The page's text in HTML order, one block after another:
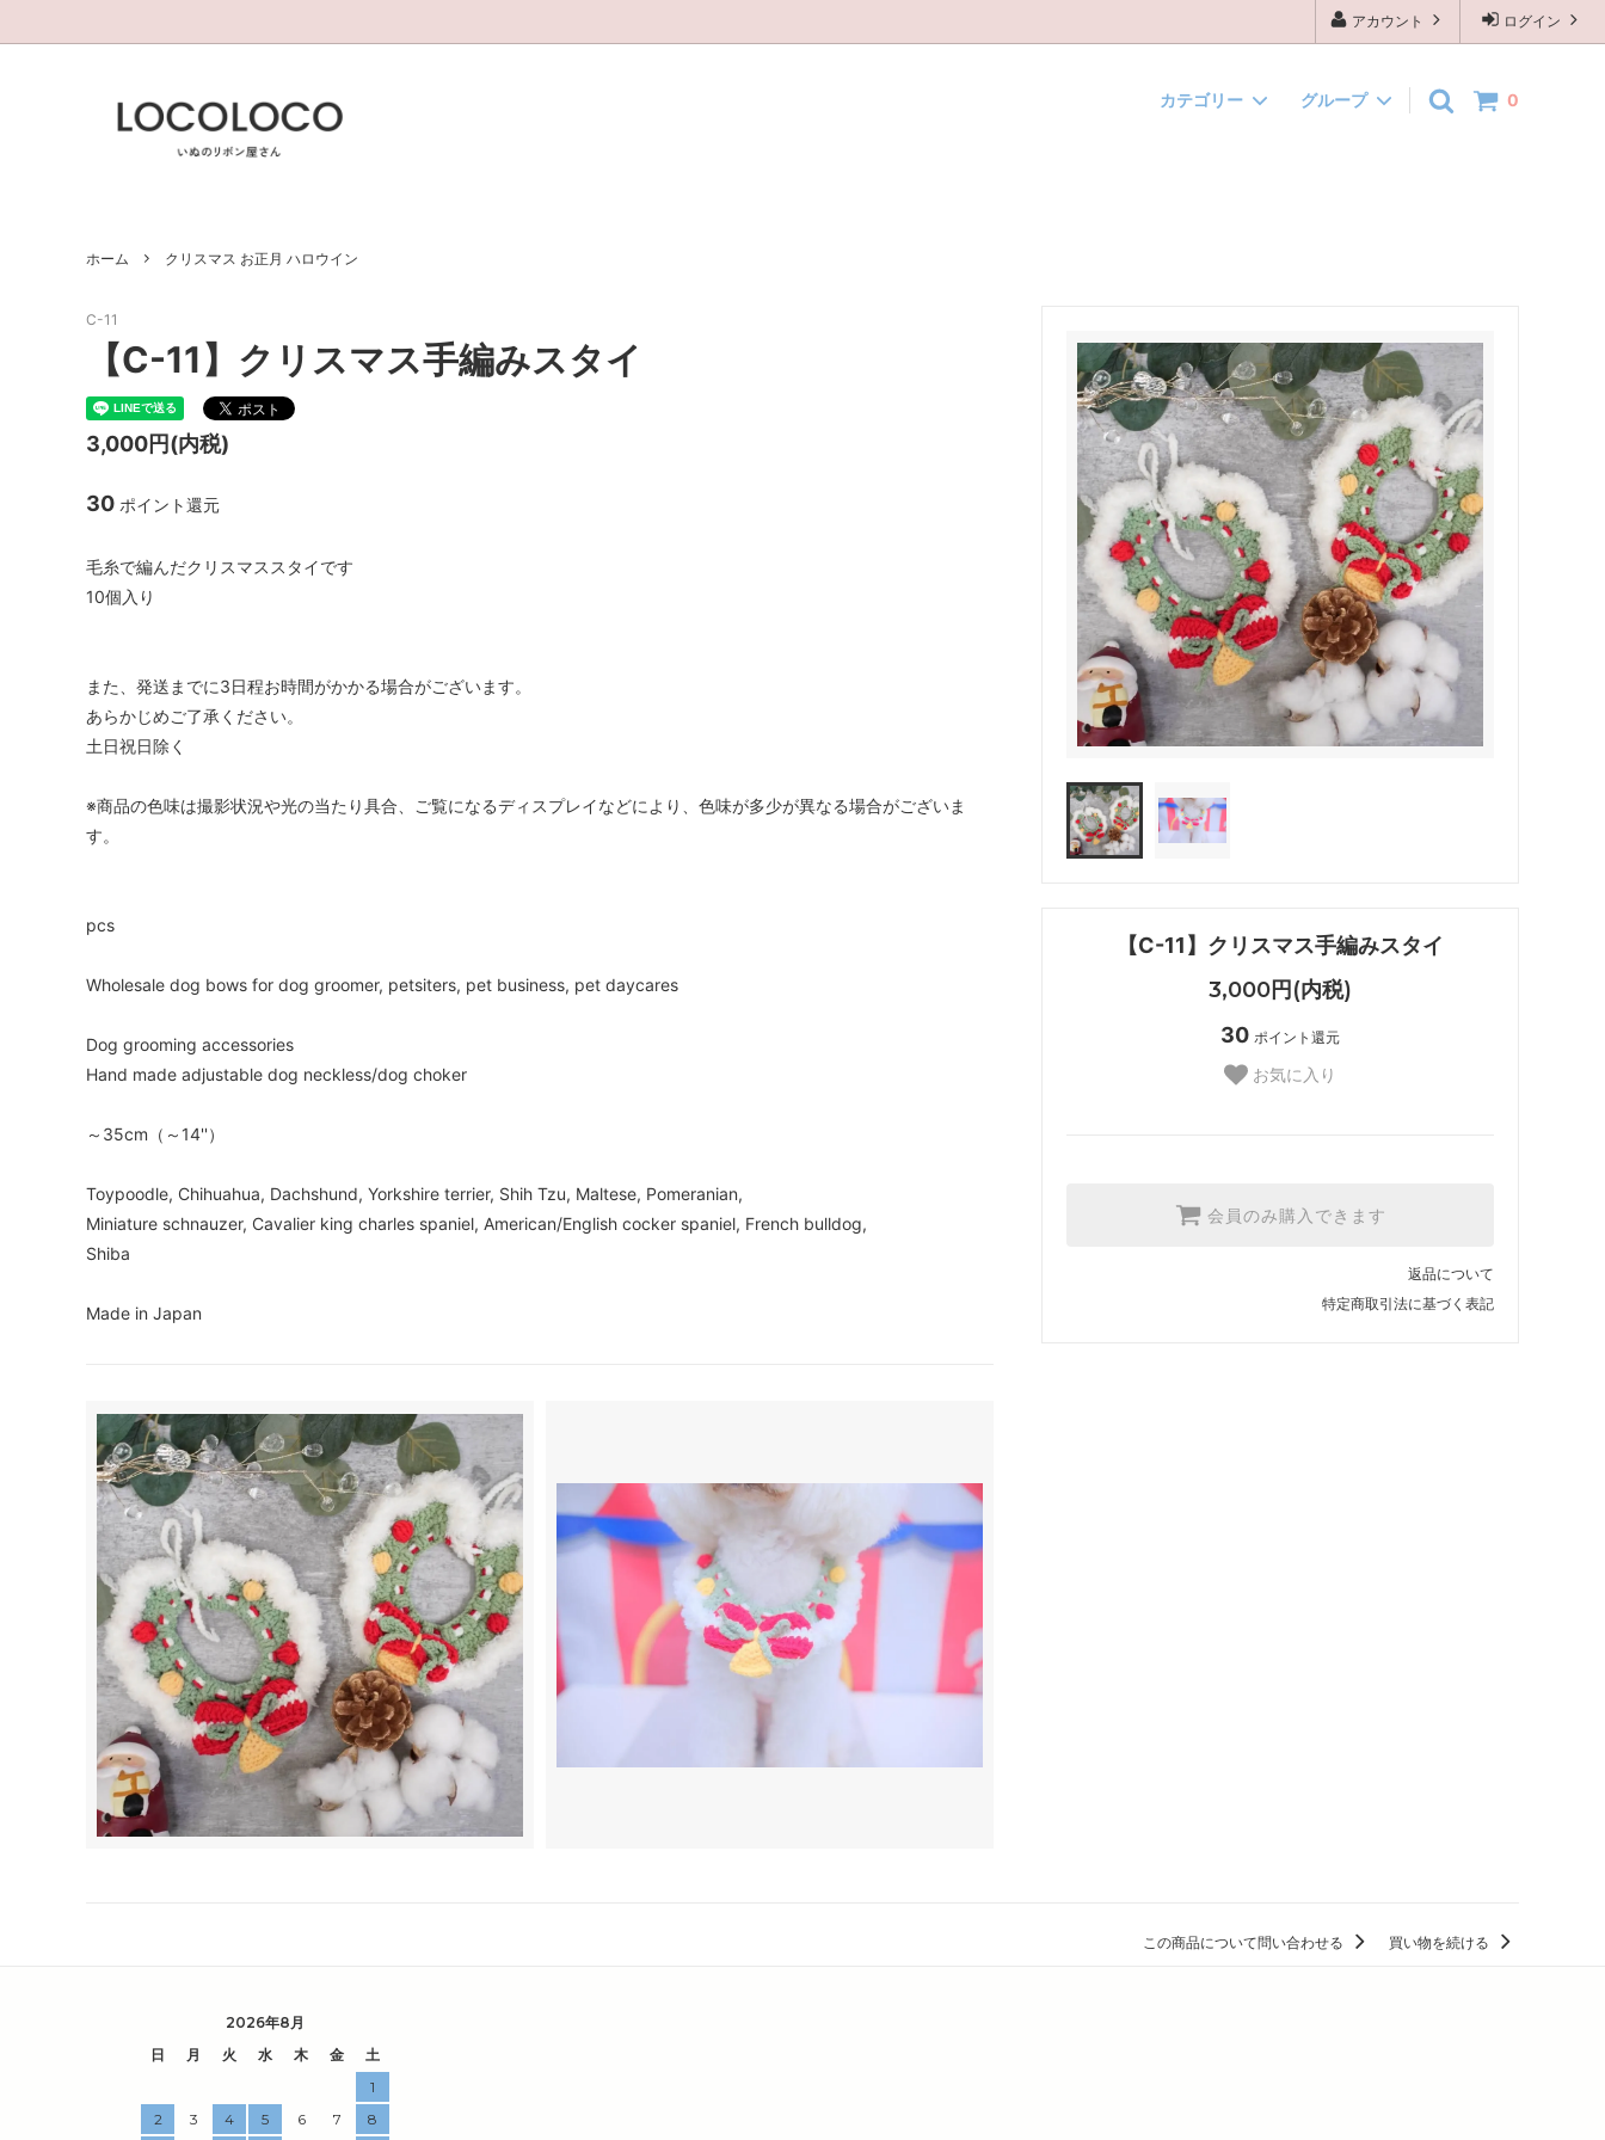
ログイン
アカウント
0
カテゴリー グループ
ホーム クリスマス お正月 ハロウイン
【C-11】クリスマス手編みスタイ
3,000円(内税)
30 ポイント還元
お気に入り
会員のみ購入できます
返品について
特定商取引法に基づく表記
C-11
【C-11】クリスマス手編みスタイ
3,000円(内税)
30 ポイント還元
毛糸で編んだクリスマススタイです
10個入り
また、発送までに3日程お時間がかかる場合がございます。
あらかじめご了承ください。
土日祝日除く
※商品の色味は撮影状況や光の当たり具合、ご覧になるディスプレイなどにより、色味が多少が異なる場合がございま
す。
pcs
Wholesale dog bows for dog groomer, petsiters, pet business, pet daycares
Dog grooming accessories
Hand made adjustable dog neckless/dog choker
～35cm（～14''）
Toypoodle, Chihuahua, Dachshund, Yorkshire terrier, Shih Tzu, Maltese, Pomeranian,
Miniature schnauzer, Cavalier king charles spaniel, American/English cocker spaniel, French bulldog,
Shiba
Made in Japan
この商品について問い合わせる 買い物を続ける
2026年8月
日
月 火 水 木 金
土
1
2
3 4 5 6 7 8